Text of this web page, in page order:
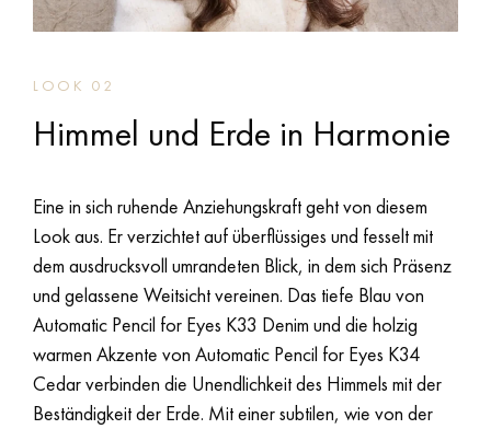
LOOK 02
Himmel und Erde in Harmonie
Eine in sich ruhende Anziehungskraft geht von diesem
Look aus. Er verzichtet auf überflüssiges und fesselt mit
dem ausdrucksvoll umrandeten Blick, in dem sich Präsenz
und gelassene Weitsicht vereinen. Das tiefe Blau von
Automatic Pencil for Eyes K33 Denim und die holzig
warmen Akzente von Automatic Pencil for Eyes K34
Cedar verbinden die Unendlichkeit des Himmels mit der
Beständigkeit der Erde. Mit einer subtilen, wie von der